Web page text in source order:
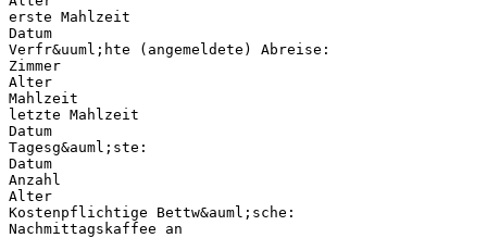
erste Mahlzeit
Datum
Verfr&uuml;hte (angemeldete) Abreise:
Zimmer
Alter
Mahlzeit
letzte Mahlzeit
Datum
Tagesg&auml;ste:
Datum
Anzahl
Alter
Kostenpflichtige Bettw&auml;sche:
Nachmittagskaffee an